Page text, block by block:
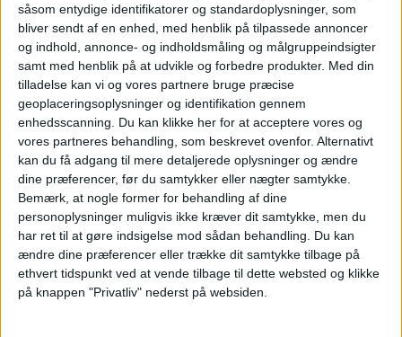
såsom entydige identifikatorer og standardoplysninger, som
bliver sendt af en enhed, med henblik på tilpassede annoncer
og indhold, annonce- og indholdsmåling og målgruppeindsigter
samt med henblik på at udvikle og forbedre produkter. Med din
tilladelse kan vi og vores partnere bruge præcise
geoplaceringsoplysninger og identifikation gennem
enhedsscanning. Du kan klikke her for at acceptere vores og
vores partneres behandling, som beskrevet ovenfor. Alternativt
kan du få adgang til mere detaljerede oplysninger og ændre
dine præferencer, før du samtykker eller nægter samtykke.
Bemærk, at nogle former for behandling af dine
personoplysninger muligvis ikke kræver dit samtykke, men du
har ret til at gøre indsigelse mod sådan behandling.
Du kan
ændre dine præferencer eller trække dit samtykke tilbage på
ethvert tidspunkt ved at vende tilbage til dette websted og klikke
på knappen "Privatliv" nederst på websiden.
Roms lufthavn
satser 9 milliarder
euro - skal være
klar til
jubilæumsåret
2033